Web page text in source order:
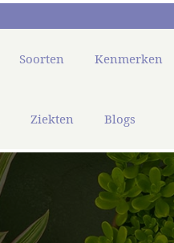
Soorten Kenmerken
Ziekten Blogs